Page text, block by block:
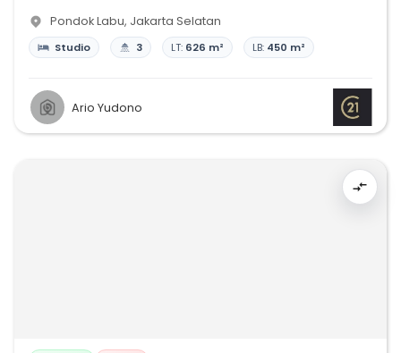
Pondok Labu, Jakarta Selatan
Studio 3 LT: 626 m² LB: 450 m²
Ario Yudono